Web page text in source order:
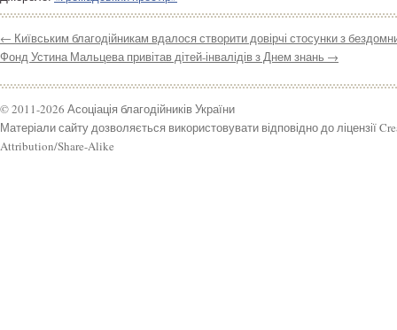
← Київським благодійникам вдалося створити довірчі стосунки з
Фонд Устина Мальцева привітав дітей-інвалідів з Днем знань →
© 2011-2026 Асоціація благодійників України
Матеріали сайту дозволяється використовувати відповідно до ліцензії
Attribution/Share-Alike